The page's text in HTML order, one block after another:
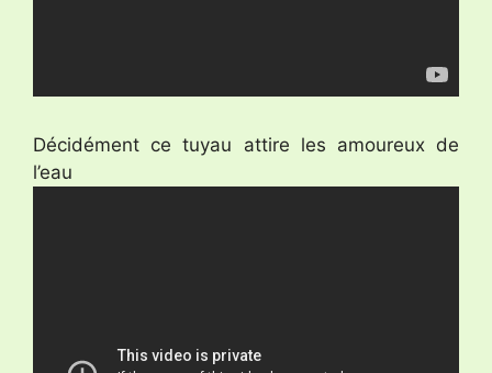
Décidément ce tuyau attire les amoureux de
l’eau